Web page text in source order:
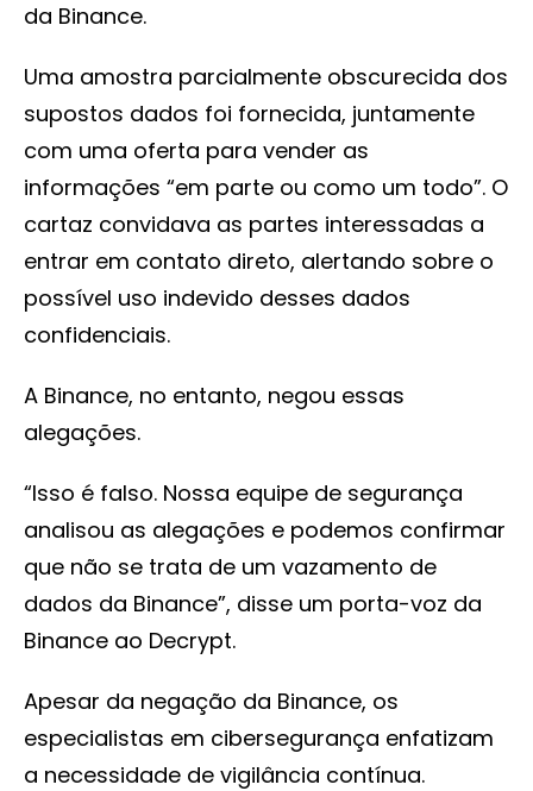
da Binance.
Uma amostra parcialmente obscurecida dos
supostos dados foi fornecida, juntamente
com uma oferta para vender as
informações “em parte ou como um todo”. O
cartaz convidava as partes interessadas a
entrar em contato direto, alertando sobre o
possível uso indevido desses dados
confidenciais.
A Binance, no entanto, negou essas
alegações.
“Isso é falso. Nossa equipe de segurança
analisou as alegações e podemos confirmar
que não se trata de um vazamento de
dados da Binance”, disse um porta-voz da
Binance ao Decrypt.
Apesar da negação da Binance, os
especialistas em cibersegurança enfatizam
a necessidade de vigilância contínua.